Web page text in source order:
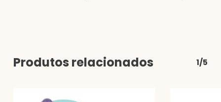
Produtos relacionados 1/5